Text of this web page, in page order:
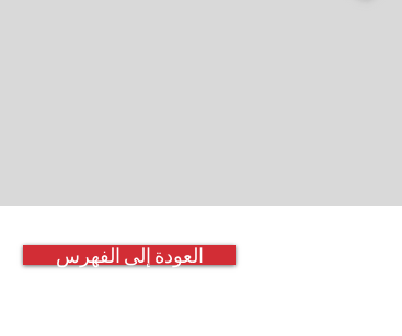
العودة إلى الفهرس